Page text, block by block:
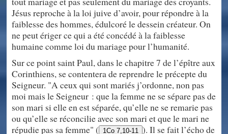
Jésus reproche à la loi juive d’avoir, pour répondre à la
faiblesse des hommes, édulcoré le dessein créateur. On
ne peut ériger ce qui a été concédé à la faiblesse
humaine comme loi du mariage pour l’humanité.
Sur ce point saint Paul, dans le chapitre 7 de l’épître aux
Corinthiens, se contentera de reprendre le précepte du
Seigneur. "A ceux qui sont mariés j’ordonne, non pas
moi mais le Seigneur : que la femme ne se sépare pas de
son mari si elle en est séparée, qu’elle ne se remarie pas
ou qu’elle se réconcilie avec son mari et que le mari ne
répudie pas sa femme" ( 1Co 7,10-11 ). Il se fait l’écho de